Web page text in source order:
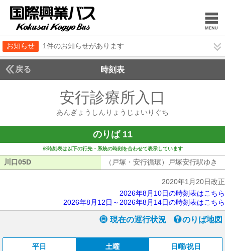
お知らせ 1件のお知らせがあります
戻る 時刻表
安行診療所入口
あんぎょうしんりょうじょいりぐち
のりば 11
※時刻表は以下の行先・系統の時刻を合わせて表示しています
川口05D （戸塚・安行循環）戸塚安行駅ゆき
2020年1月20日改正
2026年8月10日の時刻表はこちら
2026年8月12日～2026年8月14日の時刻表はこちら
現在の運行状況 のりば地図
平日 土曜 日曜/祝日